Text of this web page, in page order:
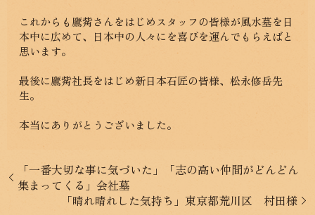
これからも鷹觜さんをはじめスタッフの皆様が風水墓を日
本中に広めて、日本中の人々にを喜びを運んでもらえばと
思います。
最後に鷹觜社長をはじめ新日本石匠の皆様、松永修岳先
生。
本当にありがとうございました。
「一番大切な事に気づいた」「志の高い仲間がどんどん
集まってくる」会社墓
「晴れ晴れした気持ち」東京都荒川区 村田様